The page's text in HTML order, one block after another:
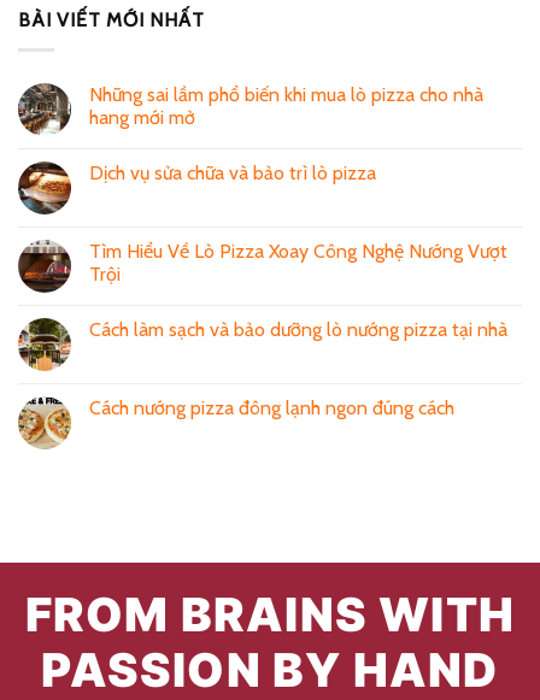
BÀI VIẾT MỚI NHẤT
Những sai lầm phổ biến khi mua lò pizza cho nhà
hang mới mở
Dịch vụ sửa chữa và bảo trì lò pizza
Tìm Hiểu Về Lò Pizza Xoay Công Nghệ Nướng Vượt
Trội
Cách làm sạch và bảo dưỡng lò nướng pizza tại nhà
Cách nướng pizza đông lạnh ngon đúng cách
FROM BRAINS WITH
PASSION BY HAND